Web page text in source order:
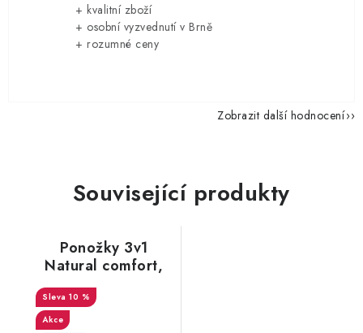
+ kvalitní zboží
+ osobní vyzvednutí v Brně
+ rozumné ceny
Zobrazit další hodnocení
Související produkty
Ponožky 3v1
Natural comfort,
hebké, pánské 1
10 %
Akce